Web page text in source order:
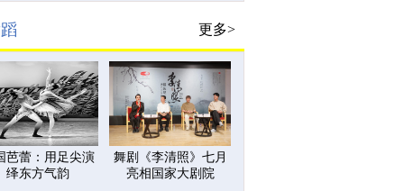
更多>
芭蕾：用足尖演
绎东方气韵
舞剧《李清照》七月
亮相国家大剧院